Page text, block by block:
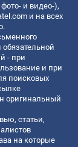
и видео-),
и на всех
- при
и при
поисковых
оригинальный
статьи,
на которые